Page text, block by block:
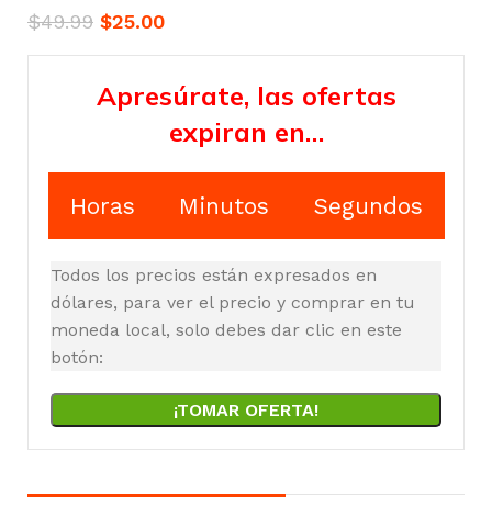
$49.99 $25.00
Apresúrate, las ofertas
expiran en…
Horas Minutos Segundos
Todos los precios están expresados en
dólares, para ver el precio y comprar en tu
moneda local, solo debes dar clic en este
botón:
¡TOMAR OFERTA!